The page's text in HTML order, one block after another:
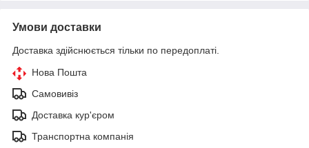
Умови доставки
Доставка здійснюється тільки по передоплаті.
Нова Пошта
Самовивіз
Доставка кур'єром
Транспортна компанія